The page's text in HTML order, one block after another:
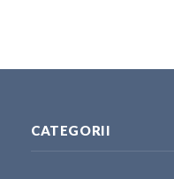
CATEGORII